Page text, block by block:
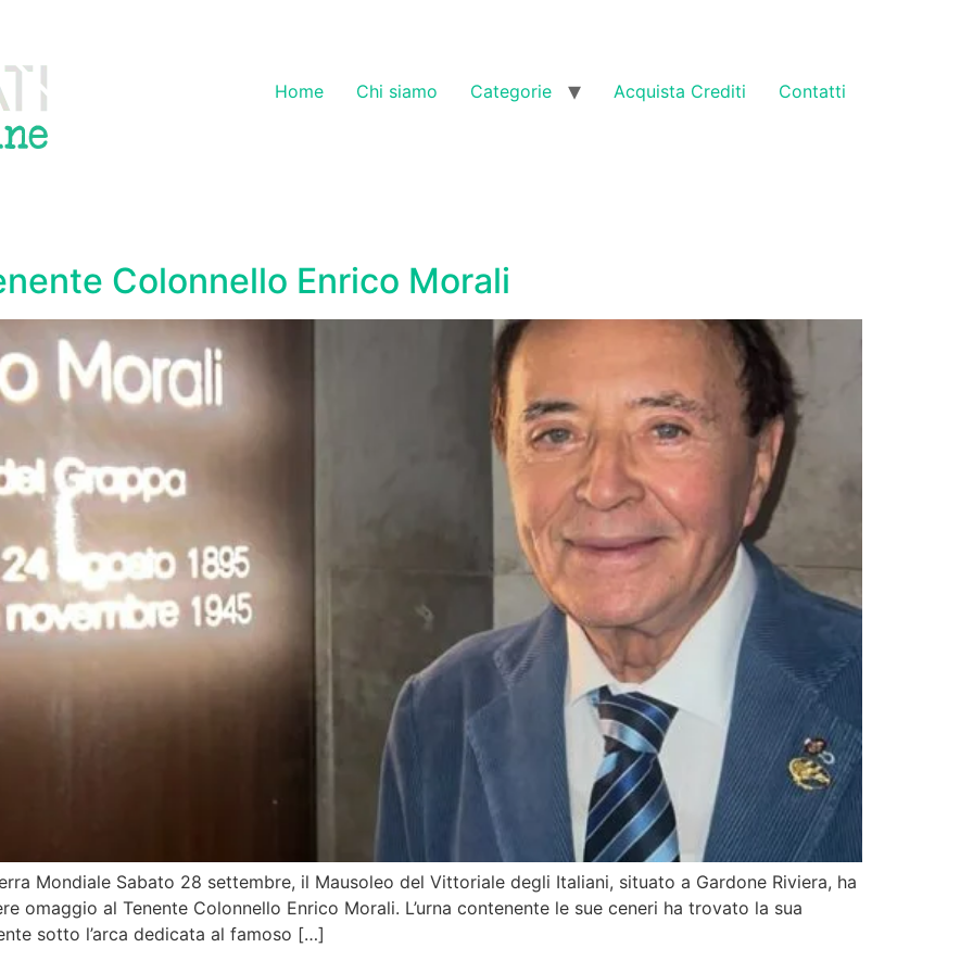
Home
Chi siamo Categorie Acquista Crediti Contatti
Colonnello Enrico Morali
Mondiale Sabato 28 settembre, il Mausoleo del Vittoriale degli Italiani, situato a Gardone Riviera, ha
omaggio al Tenente Colonnello Enrico Morali. L’urna contenente le sue ceneri ha trovato la sua
sotto l’arca dedicata al famoso […]